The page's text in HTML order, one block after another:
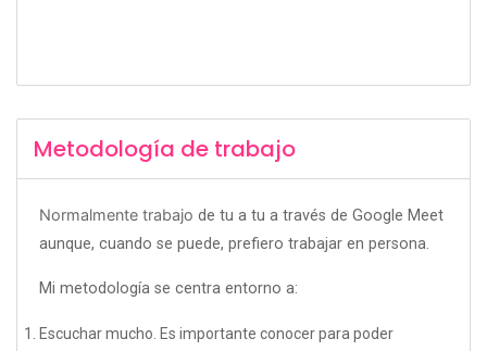
Metodología de trabajo
Normalmente trabajo de tu a tu a través de Google Meet
aunque, cuando se puede, prefiero trabajar en persona.
Mi metodología se centra entorno a:
Escuchar mucho. Es importante conocer para poder